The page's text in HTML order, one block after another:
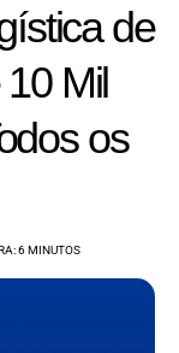
de
Mil
os
6 MINUTOS